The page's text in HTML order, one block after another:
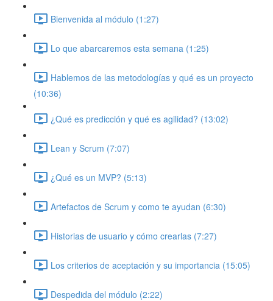
Bienvenida al módulo (1:27)
Lo que abarcaremos esta semana (1:25)
Hablemos de las metodologías y qué es un proyecto
(10:36)
¿Qué es predicción y qué es agilidad? (13:02)
Lean y Scrum (7:07)
¿Qué es un MVP? (5:13)
Artefactos de Scrum y como te ayudan (6:30)
Historias de usuario y cómo crearlas (7:27)
Los criterios de aceptación y su importancia (15:05)
Despedida del módulo (2:22)